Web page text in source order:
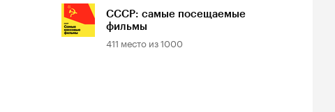
СССР: самые посещаемые
фильмы
411 место из1000